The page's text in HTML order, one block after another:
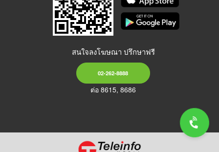
สนใจลงโฆษณา ปรึกษาฟรี
02-262-8888
ต่อ 8615, 8686